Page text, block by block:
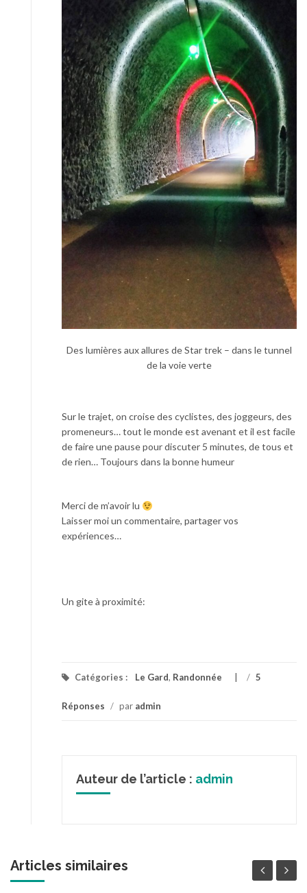
Des lumières aux allures de Star trek – dans le tunnel
de la voie verte
Sur le trajet, on croise des cyclistes, des joggeurs, des
promeneurs… tout le monde est avenant et il est facile
de faire une pause pour discuter 5 minutes, de tous et
de rien… Toujours dans la bonne humeur
Merci de m’avoir lu
Laisser moi un commentaire, partager vos
expériences…
Un gite à proximité:
Catégories : Le Gard, Randonnée / 5
Réponses / par admin
Auteur de l’article : admin
Articles similaires